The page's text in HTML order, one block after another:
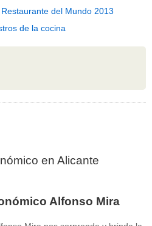
del Mundo 2013
de la cocina
en Alicante
Alfonso Mira